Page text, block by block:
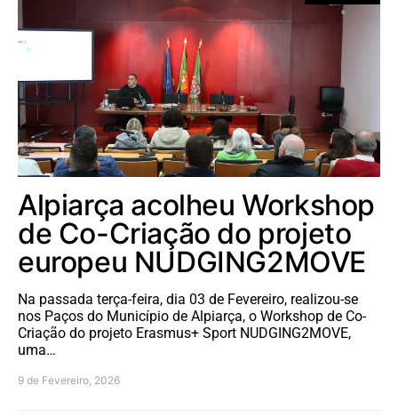
Alpiarça acolheu Workshop
de Co-Criação do projeto
europeu NUDGING2MOVE
Na passada terça-feira, dia 03 de Fevereiro, realizou-se
nos Paços do Município de Alpiarça, o Workshop de Co-
Criação do projeto Erasmus+ Sport NUDGING2MOVE,
uma…
9 de Fevereiro, 2026